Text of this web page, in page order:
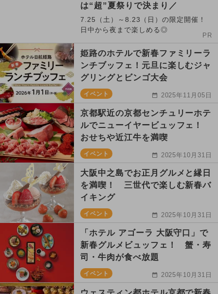
は“超”夏祭りで決まり／
7.25（土）～8.23（日）の限定開催！
日中から夜まで楽しめる◎
PR
姫路のホテルで新春ファミリーラ
ンチブッフェ！元旦に楽しむジャ
グリングとビンゴ大会
イベント 2025年11月05日
京都駅近の京都センチュリーホテ
ルでニューイヤービュッフェ！
おせちや近江牛を満喫
イベント 2025年10月31日
大阪中之島でお正月グルメと縁日
を満喫！ 三世代で楽しむ新春バ
イキング
イベント 2025年10月31日
「ホテル アゴーラ 大阪守口」で
新春グルメビュッフェ！ 蟹・寿
司・牛肉が食べ放題
イベント 2025年10月31日